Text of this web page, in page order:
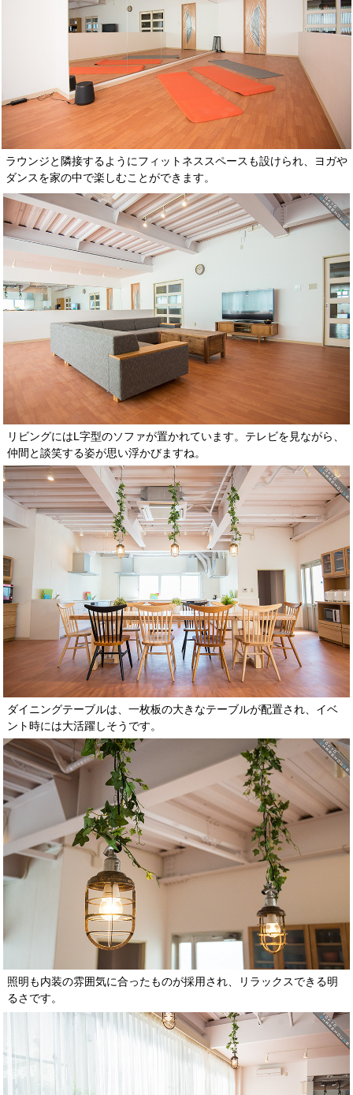
ラウンジと隣接するようにフィットネススペースも設けられ、ヨガや
ダンスを家の中で楽しむことができます。
リビングにはL字型のソファが置かれています。テレビを見ながら、
仲間と談笑する姿が思い浮かびますね。
ダイニングテーブルは、一枚板の大きなテーブルが配置され、イベ
ント時には大活躍しそうです。
照明も内装の雰囲気に合ったものが採用され、リラックスできる明
るさです。